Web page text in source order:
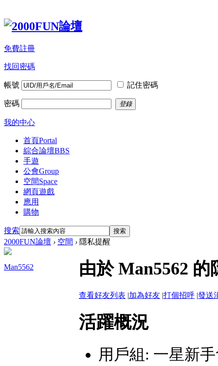
免費註冊
找回密碼
帳號 記住密碼
密碼 登錄
我的中心
首頁Portal
綜合論壇BBS
手遊
公會Group
空間Space
網頁遊戲
應用
購物
搜索 搜索
2000FUN論壇 › 空間 › 隱私提醒
Man5562 由於 Man5562
查看好友列表 |加為好友 |打個招呼 |發送
活躍概況
用戶組: 一星新